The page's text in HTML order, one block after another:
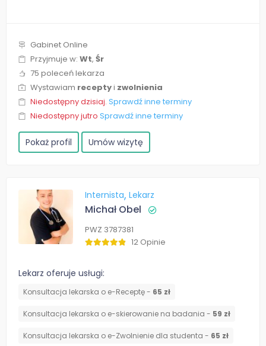
Gabinet Online
Przyjmuje w: Wt, Śr
75 poleceń lekarza
Wystawiam receptyi zwolnienia
Niedostępny dzisiaj. Sprawdź inne terminy
Niedostępny jutro Sprawdź inne terminy
Pokaż profil Umów wizytę
Internista Lekarz
Michał Obel
PWZ 3787381
12 Opinie
Lekarz oferuje usługi:
Konsultacja lekarska o e-Receptę - 65 zł
Konsultacja lekarska o e-skierowanie na badania - 59 zł
Konsultacja lekarska o e-Zwolnienie dla studenta - 65 zł